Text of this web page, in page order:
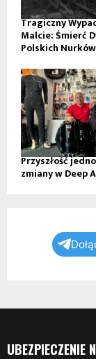
Tragiczny
Malcie: Śmierć
Polskich Nurków
Przyszłość
zmiany w Deep
UBEZPIECZENIE